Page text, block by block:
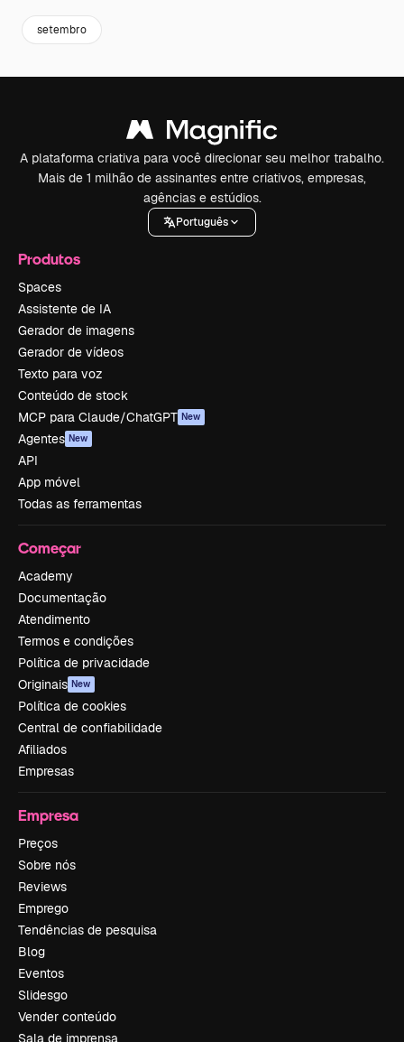
setembro
A plataforma criativa para você direcionar seu melhor trabalho.
Mais de 1 milhão de assinantes entre criativos, empresas,
agências e estúdios.
Português
Produtos
Spaces
Assistente de IA
Gerador de imagens
Gerador de vídeos
Texto para voz
Conteúdo de stock
MCP para Claude/ChatGPT New
Agentes New
API
App móvel
Todas as ferramentas
Começar
Academy
Documentação
Atendimento
Termos e condições
Política de privacidade
Originais New
Política de cookies
Central de confiabilidade
Afiliados
Empresas
Empresa
Preços
Sobre nós
Reviews
Emprego
Tendências de pesquisa
Blog
Eventos
Slidesgo
Vender conteúdo
Sala de imprensa